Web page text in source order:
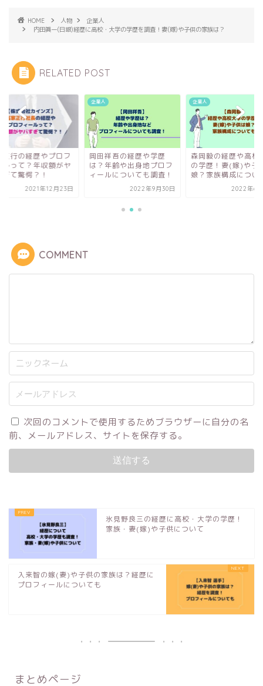
HOME 人物
企業人
内田眞一(日銀)経歴に高校・大学の学歴を調査！妻(嫁)や子供の家族は？
RELATED POST
正行の経歴やプロフ
ルって？年収額がヤ
て驚愕？！
2021年12月23日
企業人
岡田祥吾の経歴や学歴
は？年齢や出身地プロフ
ィールについても調査！
2022年9月30日
企業人
森岡毅の経歴や高校
の学歴！妻(嫁)や子
娘？家族構成につい
2022年6
COMMENT
次回のコメントで使用するためブラウザーに自分の名
前、メールアドレス、サイトを保存する。
氷見野良三の経歴に高校・大学の学歴！
家族・妻(嫁)や子供について
入来智の嫁(妻)や子供の家族は？経歴に
プロフィールについても
まとめページ